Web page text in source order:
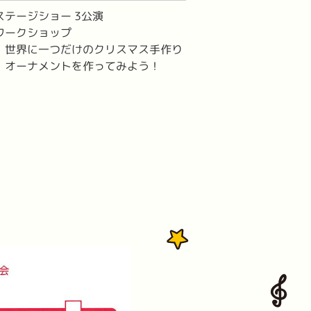
テージショー 3公演
ークショップ
世界に一つだけのクリスマス手作り
オーナメントを作ってみよう！